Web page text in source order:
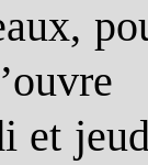
et